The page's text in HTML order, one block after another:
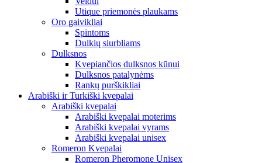
Utique priemonės plaukams
Oro gaivikliai
Spintoms
Dulkių siurbliams
Dulksnos
Kvepiančios dulksnos kūnui
Dulksnos patalynėms
Rankų purškikliai
Arabiški ir Turkiški kvepalai
Arabiški kvepalai
Arabiški kvepalai moterims
Arabiški kvepalai vyrams
Arabiški kvepalai unisex
Romeron Kvepalai
Romeron Pheromone Unisex